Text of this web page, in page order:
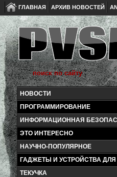
ГЛАВНАЯ АРХИВ НОВОСТЕЙ
НОВОСТИ
ПРОГРАММИРОВАНИЕ
ИНФОРМАЦИОННАЯ
ЭТО ИНТЕРЕСНО
НАУЧНО-ПОПУЛЯРНОЕ
ГАДЖЕТЫ И УСТРОЙСТВА ДЛЯ
ТЕКУЧКА